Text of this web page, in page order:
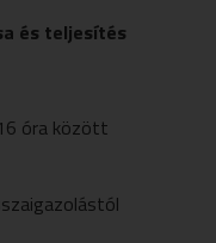
és teljesítés
óra között